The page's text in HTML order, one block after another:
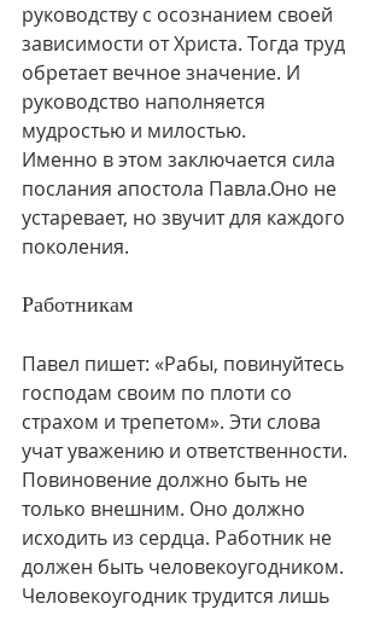
руководству с осознанием своей
зависимости от Христа. Тогда труд
обретает вечное значение. И
руководство наполняется
мудростью и милостью.
Именно в этом заключается сила
послания апостола Павла.Оно не
устаревает, но звучит для каждого
поколения.
Работникам
Павел пишет: «Рабы, повинуйтесь
господам своим по плоти со
страхом и трепетом». Эти слова
учат уважению и ответственности.
Повиновение должно быть не
только внешним. Оно должно
исходить из сердца. Работник не
должен быть человекоугодником.
Человекоугодник трудится лишь